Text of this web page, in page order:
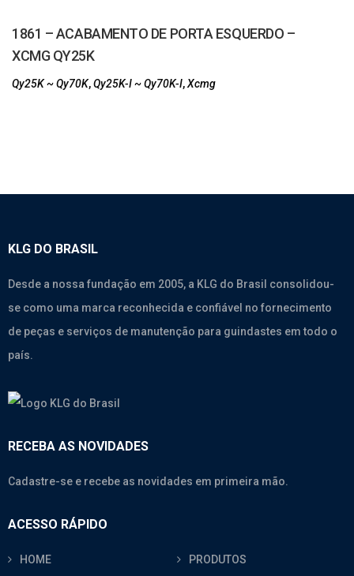
1861 – ACABAMENTO DE PORTA ESQUERDO –
XCMG QY25K
Qy25K ~ Qy70K,Qy25K-I ~ Qy70K-I,Xcmg
KLG DO BRASIL
Desde a nossa fundação em 2005, a KLG do Brasil consolidou-
se como uma marca reconhecida e confiável no fornecimento
de peças e serviços de manutenção para guindastes em todo o
país.
RECEBA AS NOVIDADES
Cadastre-se e recebe as novidades em primeira mão.
ACESSO RÁPIDO
HOME
PRODUTOS